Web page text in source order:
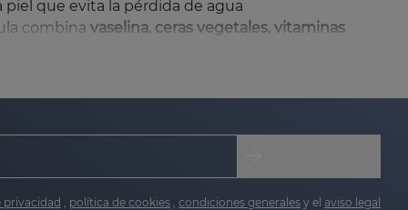
que evita la pérdida de agua
combina vaselina, ceras vegetales, vitaminas
privacidad política de cookies condiciones generales y el aviso legal